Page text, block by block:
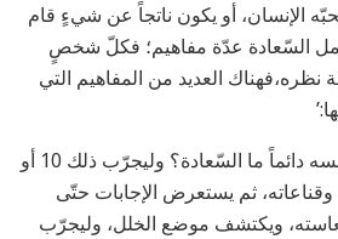
الإنسان، أو يكون ناتجاً عن شيءٍ قام
السّعادة عدّة مفاهيم؛ فكلّ شخصٍ
نظره،فهناك العديد من المفاهيم التي
على الإنسان أن يسأل نفسه دائماً ما السّعادة؟ وليجرّب ذلك 10 أو
وقناعاته، ثم يستعرض الإجابات حتّى
ويكتشف موضع الخلل، وليجرّب